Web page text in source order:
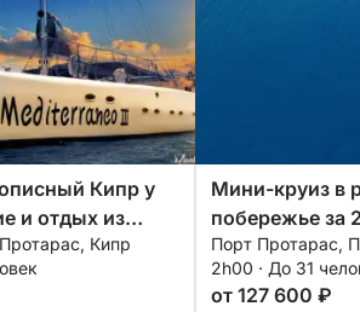
Кипр у
и отдых из
Кипр
Мини-круиз в
побережье за
Порт Протарас,
2h00 · До 31
от 127 600 ₽